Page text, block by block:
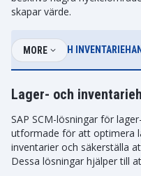
skapar värde.
LAGER- OCH
MORE
Lager- och
SAP SCM-lösningar för
utformade för att optimera
inventarier och säkerställa
Dessa lösningar hjälper till